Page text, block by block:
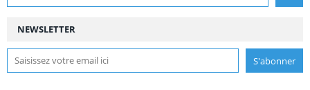
NEWSLETTER